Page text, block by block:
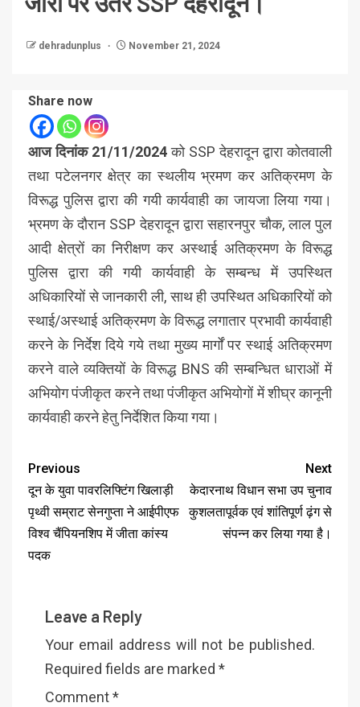
dehradunplus November 21, 2024
Share now
आज दिनांक 21/11/2024को SSP देहरादून द्वारा कोतवाली
तथा पटेलनगर क्षेत्र का स्थलीय भ्रमण कर अतिक्रमण के
विरूद्ध पुलिस द्वारा की गयी कार्यवाही का जायजा लिया गया।
भ्रमण के दौरान SSP देहरादून द्वारा सहारनपुर चौक, लाल पुल
आदी क्षेत्रों का निरीक्षण कर अस्थाई अतिक्रमण के विरूद्ध
पुलिस द्वारा की गयी कार्यवाही के सम्बन्ध में उपस्थित
अधिकारियों से जानकारी ली, साथ ही उपस्थित अधिकारियों को
स्थाई/अस्थाई अतिक्रमण के विरूद्ध लगातार प्रभावी कार्यवाही
करने के निर्देश दिये गये तथा मुख्य मार्गों पर स्थाई अतिक्रमण
करने वाले व्यक्तियों के विरूद्ध BNS की सम्बन्धित धाराओं में
अभियोग पंजीकृत करने तथा पंजीकृत अभियोगों में शीघ्र कानूनी
कार्यवाही करने हेतु निर्देशित किया गया।
Previous
दून के युवा पावरलिफ्टिंग खिलाड़ी
पृथ्वी सम्राट सेनगुप्ता ने आईपीएफ
विश्व चैंपियनशिप में जीता कांस्य
पदक
Next
केदारनाथ विधान सभा उप चुनाव
कुशलतापूर्वक एवं शांतिपूर्ण ढ़ंग से
संपन्न कर लिया गया है।
Leave a Reply
Your email address will not be published.
Required fields are marked *
Comment*